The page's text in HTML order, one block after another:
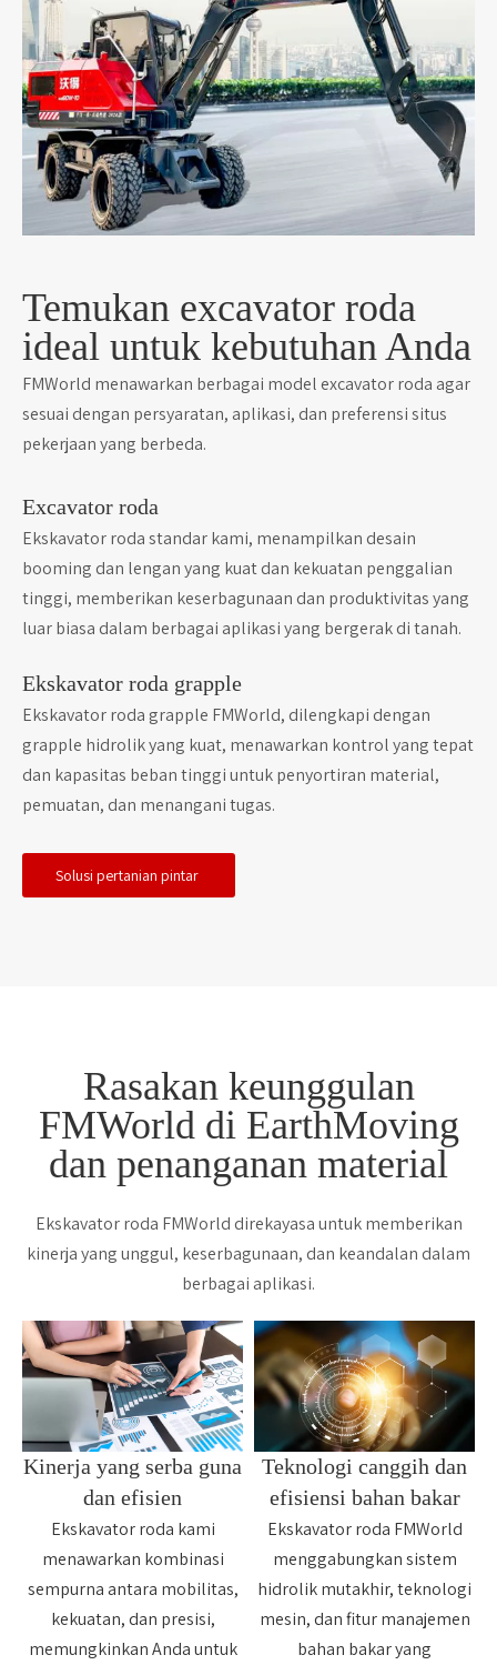
Temukan excavator roda
ideal untuk kebutuhan Anda
FMWorld menawarkan berbagai model excavator roda agar
sesuai dengan persyaratan, aplikasi, dan preferensi situs
pekerjaan yang berbeda.
Excavator roda
Ekskavator roda standar kami, menampilkan desain
booming dan lengan yang kuat dan kekuatan penggalian
tinggi, memberikan keserbagunaan dan produktivitas yang
luar biasa dalam berbagai aplikasi yang bergerak di tanah.
Ekskavator roda grapple
Ekskavator roda grapple FMWorld, dilengkapi dengan
grapple hidrolik yang kuat, menawarkan kontrol yang tepat
dan kapasitas beban tinggi untuk penyortiran material,
pemuatan, dan menangani tugas.
Solusi pertanian pintar
Rasakan keunggulan
FMWorld di EarthMoving
dan penanganan material
Ekskavator roda FMWorld direkayasa untuk memberikan
kinerja yang unggul, keserbagunaan, dan keandalan dalam
berbagai aplikasi.
Kinerja yang serba guna
dan efisien
Ekskavator roda kami
menawarkan kombinasi
sempurna antara mobilitas,
kekuatan, dan presisi,
memungkinkan Anda untuk
Teknologi canggih dan
efisiensi bahan bakar
Ekskavator roda FMWorld
menggabungkan sistem
hidrolik mutakhir, teknologi
mesin, dan fitur manajemen
bahan bakar yang